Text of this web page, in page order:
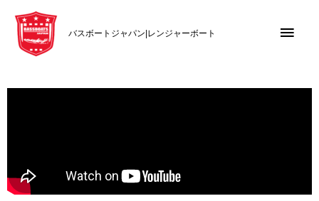
バスボートジャパン|レンジャーボート